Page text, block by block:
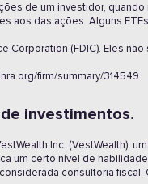
de um investidor,
aos das ações. Alguns
(FDIC). Eles
firm/summary/314549.
investimentos.
Inc. (VestWealth),
um certo nível de
consultoria